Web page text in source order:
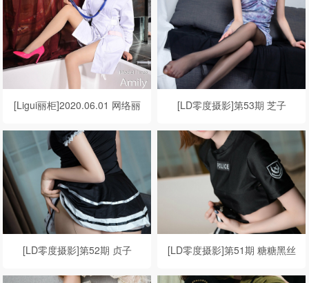
[Ligui丽柜]2020.06.01 网络丽
[LD零度摄影]第53期 芝子
[LD零度摄影]第52期 贞子 [LD零度摄影]第51期 糖糖黑丝